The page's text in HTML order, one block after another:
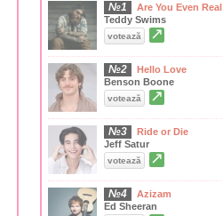
№1
Are You Even Real
Teddy Swims
votează ↗
№2
Hello Love
Benson Boone
votează ↗
№3
Ride or Die
Jeff Satur
votează ↗
№4
Azizam
Ed Sheeran